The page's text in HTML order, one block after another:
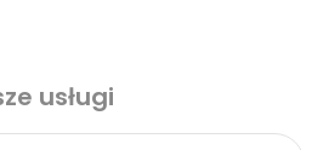
usługi